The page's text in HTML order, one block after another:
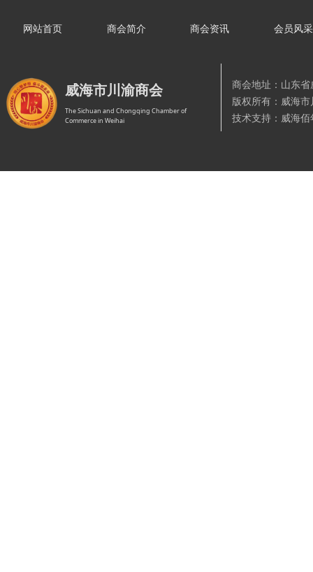
威海市川渝商会
The Sichuan and Chongqing Chamber of
Commerce in Weihai
网站首页 商会简介 商会资讯 会员风采
商会地址：山东
版权所有：威海
技术支持：威海